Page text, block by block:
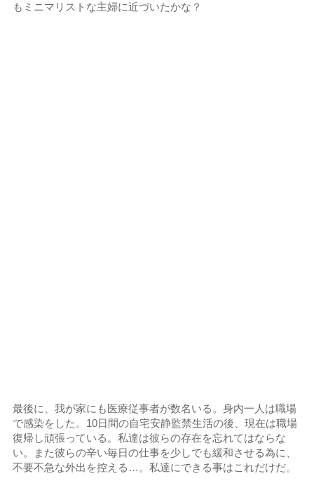
もミニマリストな主婦に近づいたかな？
最後に、我が家にも医療従事者が数名いる。身内一人は職場
で感染をした。10日間の自宅安静監禁生活の後、現在は職場
復帰し頑張っている。私達は彼らの存在を忘れてはならな
い。また彼らの辛い毎日の仕事を少しでも緩和させる為に、
不要不急な外出を控える…。私達にできる事はこれだけだ。